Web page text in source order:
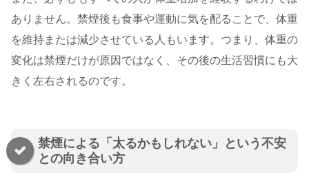
ありません。禁煙後も食事や運動に気を配ることで、体重
を維持または減少させている人もいます。つまり、体重の
変化は禁煙だけが原因ではなく、その後の生活習慣にも大
きく左右されるのです。
禁煙による「太るかもしれない」という不安
との向き合い方